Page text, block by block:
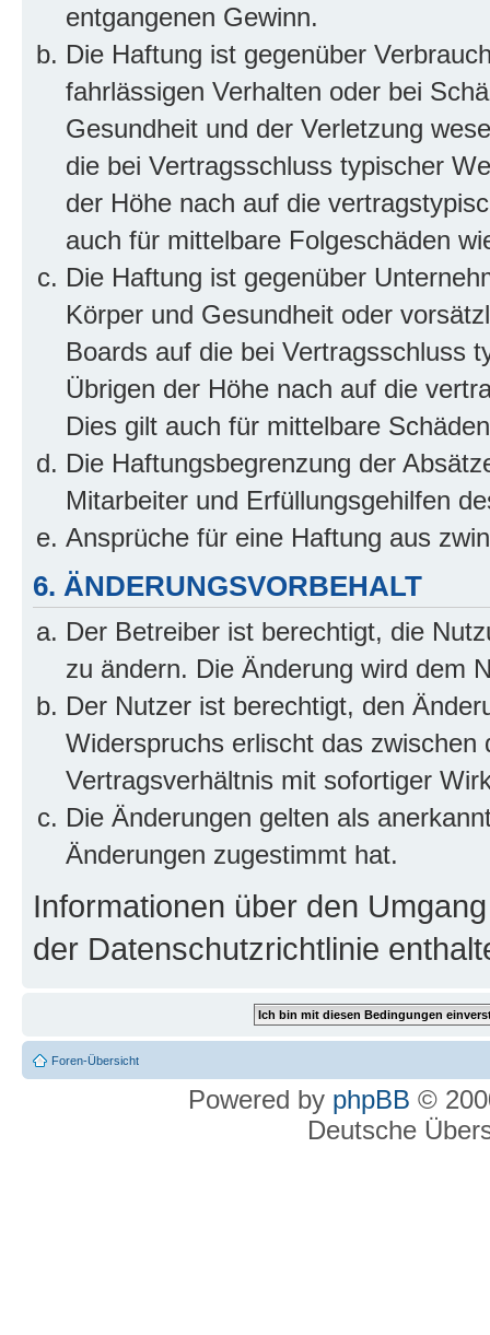
entgangenen Gewinn.
Die Haftung ist gegenüber
fahrlässigen Verhalten oder bei
Gesundheit und der Verletzung
die bei Vertragsschluss typischer
der Höhe nach auf die
auch für mittelbare Folgeschäden
Die Haftung ist gegenüber
Körper und Gesundheit oder
Boards auf die bei Vertragsschluss
Übrigen der Höhe nach auf die
Dies gilt auch für mittelbare
Die Haftungsbegrenzung der
Mitarbeiter und Erfüllungsgehilfen
Ansprüche für eine Haftung aus
6. ÄNDERUNGSVORBEHALT
Der Betreiber ist berechtigt, die
zu ändern. Die Änderung wird dem
Der Nutzer ist berechtigt, den
Widerspruchs erlischt das
Vertragsverhältnis mit sofortiger
Die Änderungen gelten als
Änderungen zugestimmt hat.
Informationen über den
der Datenschutzrichtlinie
Foren-Übersicht
Powered by phpBB ©
Deutsche